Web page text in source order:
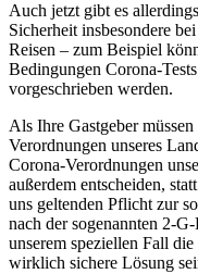
Auch jetzt gibt es
Sicherheit insbesondere
Reisen – zum Beispiel
Bedingungen Corona-
vorgeschrieben werden.
Als Ihre Gastgeber
Verordnungen unseres
Corona-Verordnungen
außerdem entscheiden,
uns geltenden Pflicht zur
nach der sogenannten 2-
unserem speziellen Fall
wirklich sichere Lösung